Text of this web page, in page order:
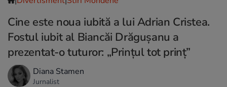
Cine este noua iubită a lui Adrian Cristea.
Fostul iubit al Biancăi Drăgușanu a
prezentat-o tuturor: „Prințul tot prinț”
Diana Stamen
Jurnalist